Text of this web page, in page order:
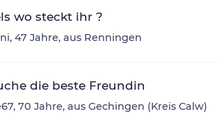
wo steckt ihr ?
47 Jahre, aus Renningen
die beste Freundin
70 Jahre, aus Gechingen (Kreis Calw)